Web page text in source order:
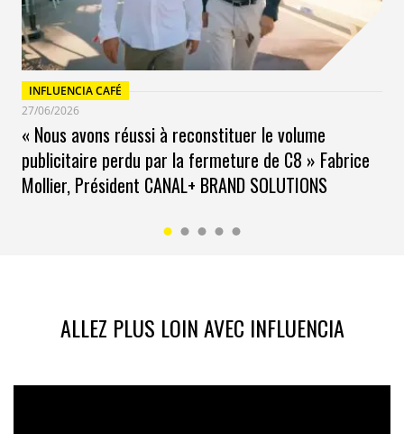
INFLUENCIA CAFÉ
27/06/2026
« Nous avons réussi à reconstituer le volume
publicitaire perdu par la fermeture de C8 » Fabrice
Mollier, Président CANAL+ BRAND SOLUTIONS
ALLEZ PLUS LOIN AVEC INFLUENCIA